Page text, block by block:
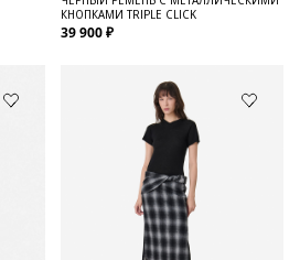
КНОПКАМИ TRIPLE CLICK
39 900 ₽